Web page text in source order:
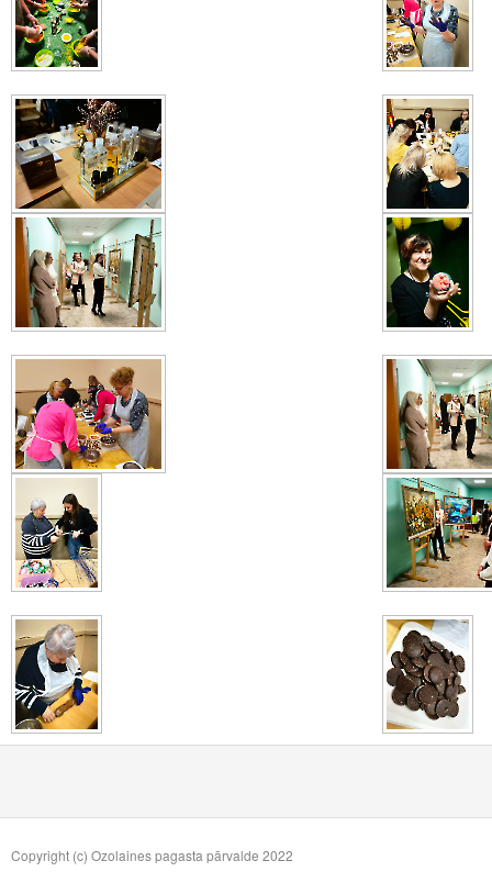
Copyright (c) Ozolaines pagasta pārvalde 2022